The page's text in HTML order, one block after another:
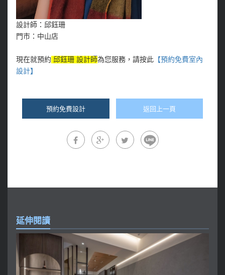
設計師：邱鈺珊
門市：中山店
現在就預約 邱鈺珊 設計師為您服務，請按此【預約免費室內
設計】
預約免費設計 返回上一頁
延伸閱讀